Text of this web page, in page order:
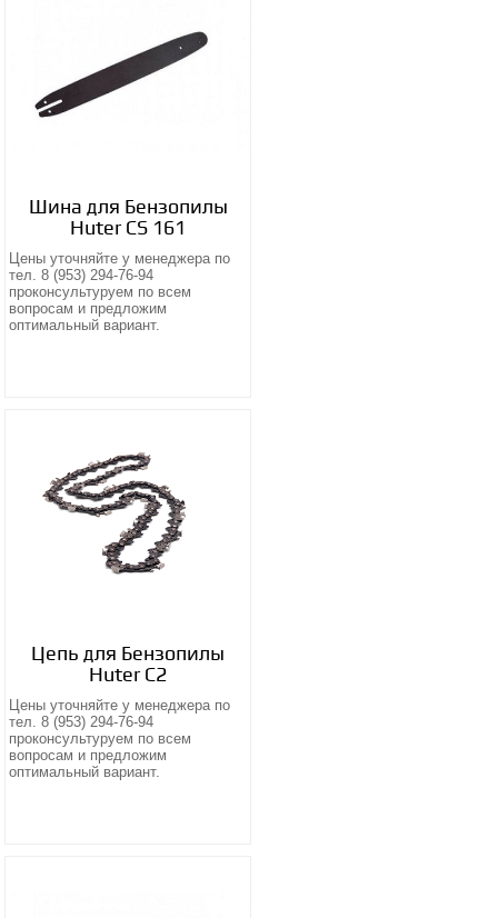
Шина для Бензопилы
Huter CS 161
Цены уточняйте у менеджера по
тел. 8 (953) 294-76-94
проконсультуруем по всем
вопросам и предложим
оптимальный вариант.
Цепь для Бензопилы
Huter С2
Цены уточняйте у менеджера по
тел. 8 (953) 294-76-94
проконсультуруем по всем
вопросам и предложим
оптимальный вариант.